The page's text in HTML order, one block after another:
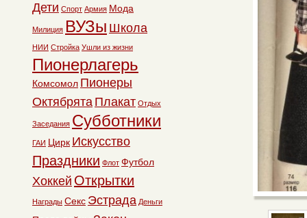
Дети Спорт Армия Мода
Милиция ВУЗы Школа
НИИ Стройка Ушли из жизни
Пионерлагерь
Комсомол Пионеры
Октябрята Плакат Отдых
Заседания Субботники
ГАИ Цирк Искусство
Праздники Флот Футбол
Хоккей Открытки
Награды Секс Эстрада Деньги